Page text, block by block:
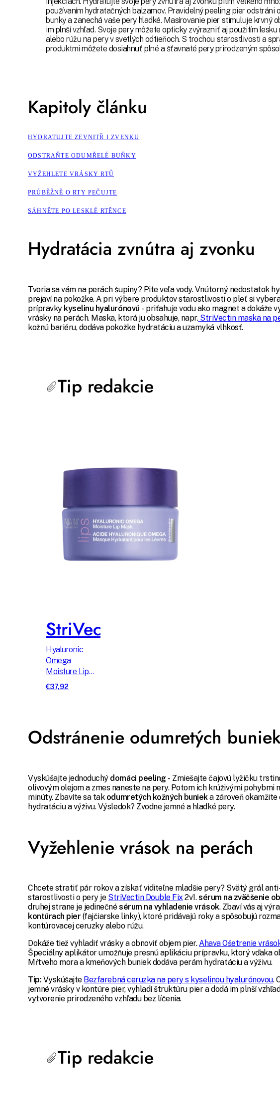
používaním hydratačných balzamov. Pravidelný peeling pier odstráni
bunky a zanechá vaše pery hladké. Masírovanie pier stimuluje krvný
im plnší vzhľad. Svoje pery môžete opticky zvýrazniť aj použitím lesku
alebo rúžu na pery v svetlých odtieňoch. S trochou starostlivosti a
produktmi môžete dosiahnuť plné a šťavnaté pery prirodzeným
Kapitoly článku
HYDRATUJTE ZEVNITŘ I ZVENKU
ODSTRAŇTE ODUMŘELÉ BUŇKY
VYŽEHLETE VRÁSKY RTŮ
PRŮBĚŽNĚ O RTY PEČUJTE
SÁHNĚTE PO LESKLÉ RTĚNCE
Hydratácia zvnútra aj zvonku
Tvoria sa vám na perách šupiny? Pite veľa vody. Vnútorný nedostatok
prejaví na pokožke. A pri výbere produktov starostlivosti o pleť si
prípravky kyselinu hyalurónovú - priťahuje vodu ako magnet a dokáže
vrásky na perách. Maska, ktorá ju obsahuje, napr.StriVectin maska na
kožnú bariéru, dodáva pokožke hydratáciu a uzamyká vlhkosť.
Tip redakcie
StriVectin
Hyaluronic
Omega
Moisture Lip
Mask maska na
pery
€37,92
Odstránenie odumretých
Vyskúšajte jednoduchý domáci peeling - Zmiešajte čajovú lyžičku
olivovým olejom a zmes naneste na pery. Potom ich krúživými pohybmi
minúty. Zbavíte sa tak odumretých kožných bunieka zároveň okamžite
hydratáciu a výživu. Výsledok? Zvodne jemné a hladké pery.
Vyžehlenie vrások na perách
Chcete stratiť pár rokov a získať viditeľne mladšie pery? Svätý grál
starostlivosti o pery je StriVectin Double Fix2v1.sérum na zväčšenie
druhej strane je jedinečnésérum na vyhladenie vrások. Zbaví vás aj
kontúrach pier (fajčiarske linky), ktoré pridávajú roky a spôsobujú
kontúrovacej ceruzky alebo rúžu.
Dokáže tiež vyhladiť vrásky a obnoviť objem pier.Ahava Ošetrenie
Špeciálny aplikátor umožňuje presnú aplikáciu prípravku, ktorý vďaka
Mŕtveho mora a kmeňových buniek dodáva perám hydratáciu a výživu.
Tip: Vyskúšajte Bezfarebná ceruzka na pery s kyselinou hyalurónovou.
jemné vrásky v kontúre pier, vyhladí štruktúru pier a dodá im plnší
vytvorenie prirodzeného vzhľadu bez líčenia.
Tip redakcie